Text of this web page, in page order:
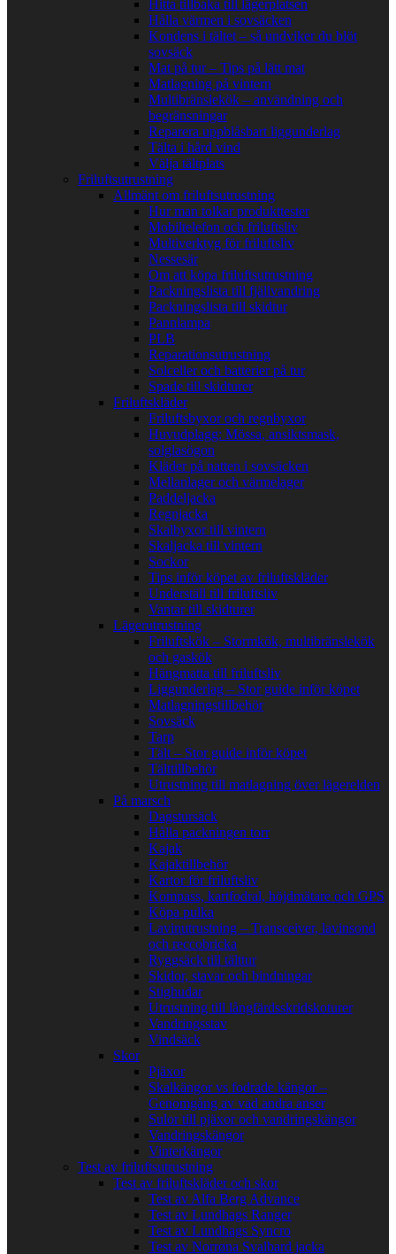
Hitta tillbaka till lägerplatsen
Hålla värmen i sovsäcken
Kondens i tältet – så undviker du blöt
sovsäck
Mat på tur – Tips på lätt mat
Matlagning på vintern
Multibränslekök – användning och
begränsningar
Reparera uppblåsbart liggunderlag
Tälta i hård vind
Välja tältplats
Friluftsutrustning
Allmänt om friluftsutrustning
Hur man tolkar produkttester
Mobiltelefon och friluftsliv
Multiverktyg för friluftsliv
Nessesär
Om att köpa friluftsutrustning
Packningslista till fjällvandring
Packningslista till skidtur
Pannlampa
PLB
Reparationsutrustning
Solceller och batterier på tur
Spade till skidturer
Friluftskläder
Friluftsbyxor och regnbyxor
Huvudplagg: Mössa, ansiktsmask,
solglasögon
Kläder på natten i sovsäcken
Mellanlager och värmelager
Paddeljacka
Regnjacka
Skalbyxor till vintern
Skaljacka till vintern
Sockor
Tips inför köpet av friluftskläder
Underställ till friluftsliv
Vantar till skidturer
Lägerutrustning
Friluftskök – Stormkök, multibränslekök
och gaskök
Hängmatta till friluftsliv
Liggunderlag – Stor guide inför köpet
Matlagningstillbehör
Sovsäck
Tarp
Tält – Stor guide inför köpet
Tälttillbehör
Utrustning till matlagning över lägerelden
På marsch
Dagstursäck
Hålla packningen torr
Kajak
Kajaktillbehör
Kartor för friluftsliv
Kompass, kartfodral, höjdmätare och GPS
Köpa pulka
Lavinutrustning – Transceiver, lavinsond
och reccobricka
Ryggsäck till tälttur
Skidor, stavar och bindningar
Stighudar
Utrustning till långfärdsskridskoturer
Vandringsstav
Vindsäck
Skor
Pjäxor
Skalkängor vs fodrade kängor –
Genomgång av vad andra anser
Sulor till pjäxor och vandringskängor
Vandringskängor
Vinterkängor
Test av friluftsutrustning
Test av friluftskläder och skor
Test av Alfa Berg Advance
Test av Lundhags Ranger
Test av Lundhags Syncro
Test av Norrøna Svalbard jacka